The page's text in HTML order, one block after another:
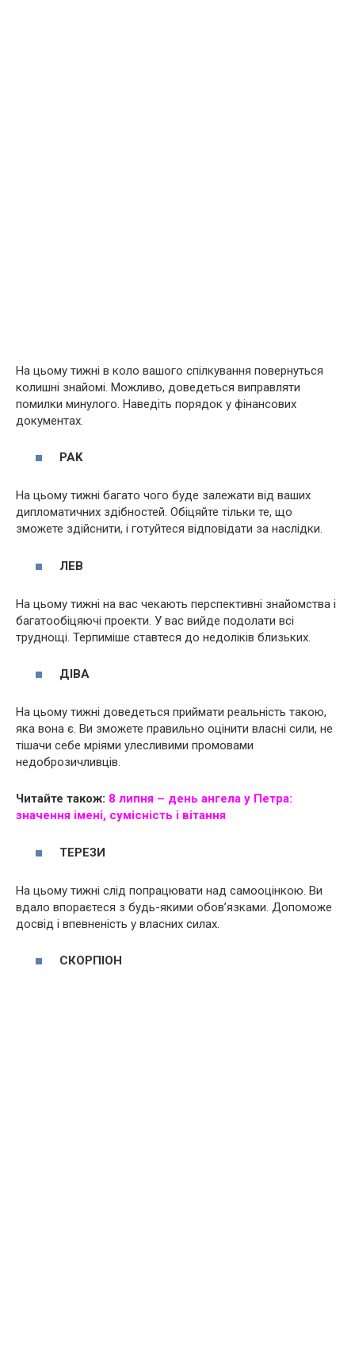
На цьому тижні в коло вашого спілкування повернуться
колишні знайомі. Можливо, доведеться виправляти
помилки минулого. Наведіть порядок у фінансових
документах.
PAK
На цьому тижні багато чого буде залежати від ваших
дипломатичних здібностей. Обіцяйте тільки те, що
зможете здійснити, і готуйтеся відповідати за наслідки.
ЛЕВ
На цьому тижні на вас чекають перспективні знайомства і
багатообіцяючі проекти. У вас вийде подолати всі
труднощі. Терпиміше ставтеся до недоліків близьких.
ДІВА
На цьому тижні доведеться приймати реальність такою,
яка вона є. Ви зможете правильно оцінити власні сили, не
тішачи себе мріями улесливими промовами
недоброзичливців.
Читайте також: 8 липня – день ангела у Петра:
значення імені, сумісність і вітання
ТЕРЕЗИ
На цьому тижні слід попрацювати над самооцінкою. Ви
вдало впораєтеся з будь-якими обов’язками. Допоможе
досвід і впевненість у власних силах.
СКОРПІОН